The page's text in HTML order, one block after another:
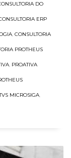
DO
ERP
, CONSULTORIA
PROTHEUS
, PROATIVA
MICROSIGA,